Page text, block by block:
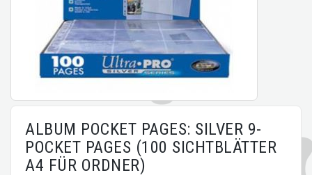
ALBUM POCKET PAGES: SILVER 9-
POCKET PAGES (100 SICHTBLÄTTER
A4 FÜR ORDNER)